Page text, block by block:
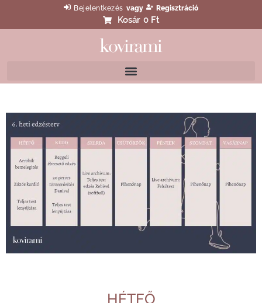
Bejelentkezés vagy Regisztráció
Kosár 0 Ft
HÉTFŐ